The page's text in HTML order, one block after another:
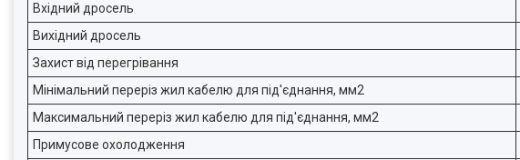
Вхідний дросель
Вихідний дросель
Захист від перегрівання
Мінімальний переріз жил кабелю для під'єднання, мм2
Максимальний переріз жил кабелю для під'єднання, мм2
Примусове охолодження